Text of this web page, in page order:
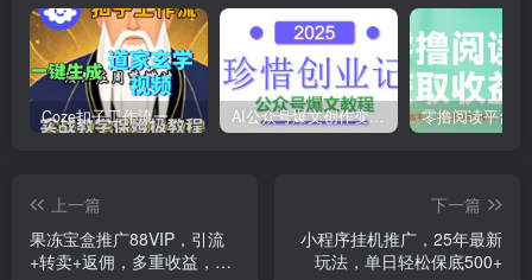
Coze扣子工作流一键生成道家玄学短视频，实战保姆级教程 AI公众号爆文创作变现，2025公众号爆文教程(包含指令)
上一篇
果冻宝盒推广88VIP，引流
+转卖+返佣，多重收益，简
下一篇
小程序挂机推广，25年最新
玩法，单日轻松保底500+